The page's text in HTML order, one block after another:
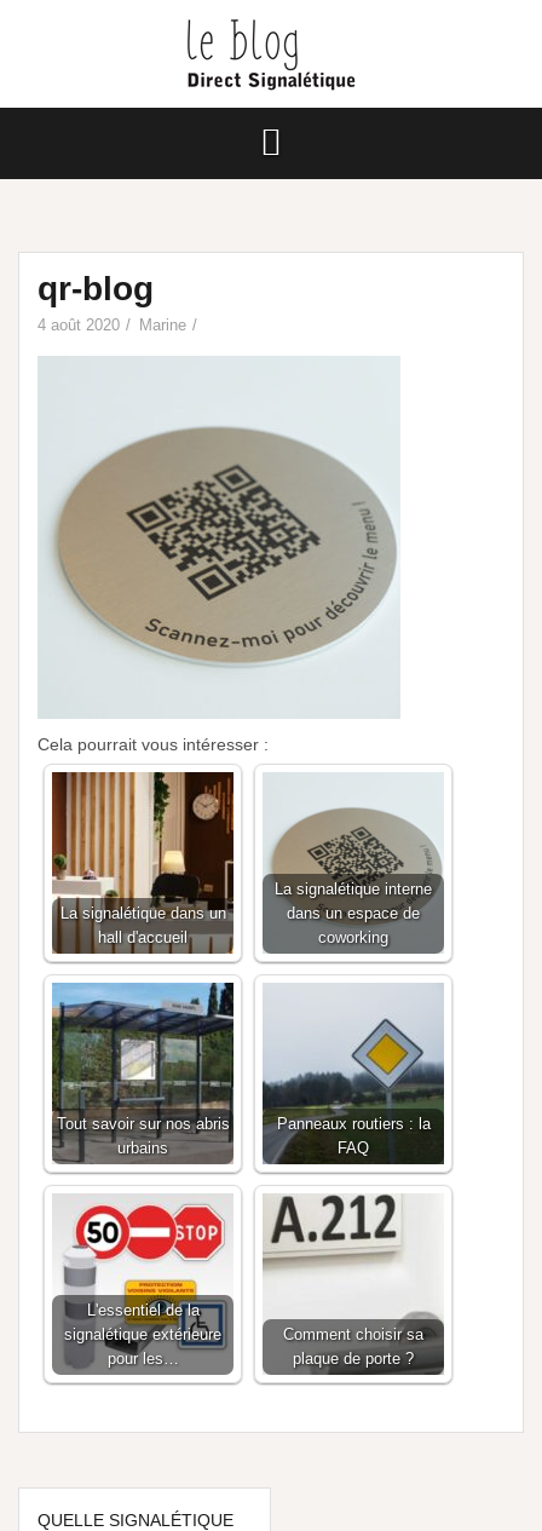
qr-blog
4 août 2020 Marine
Cela pourrait vous intéresser :
La signalétique dans un
hall d'accueil
La signalétique interne
dans un espace de
coworking
Tout savoir sur nos abris
urbains
Panneaux routiers : la
FAQ
L'essentiel de la
signalétique extérieure
pour les…
Comment choisir sa
plaque de porte ?
QUELLE SIGNALÉTIQUE